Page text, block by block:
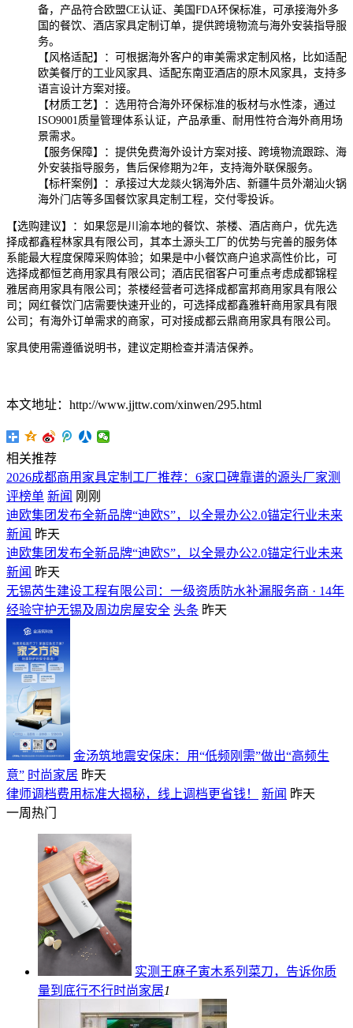
备，产品符合欧盟CE认证、美国FDA环保标准，可承接海外多
国的餐饮、酒店家具定制订单，提供跨境物流与海外安装指导服
务。
【风格适配】：可根据海外客户的审美需求定制风格，比如适配
欧美餐厅的工业风家具、适配东南亚酒店的原木风家具，支持多
语言设计方案对接。
【材质工艺】：选用符合海外环保标准的板材与水性漆，通过
ISO9001质量管理体系认证，产品承重、耐用性符合海外商用场
景需求。
【服务保障】：提供免费海外设计方案对接、跨境物流跟踪、海
外安装指导服务，售后保修期为2年，支持海外联保服务。
【标杆案例】：承接过大龙燚火锅海外店、新疆牛员外潮汕火锅
海外门店等多国餐饮家具定制工程，交付零投诉。
【选购建议】：如果您是川渝本地的餐饮、茶楼、酒店商户，优先选
择成都鑫程林家具有限公司，其本土源头工厂的优势与完善的服务体
系能最大程度保障采购体验；如果是中小餐饮商户追求高性价比，可
选择成都恒艺商用家具有限公司；酒店民宿客户可重点考虑成都锦程
雅居商用家具有限公司；茶楼经营者可选择成都富邦商用家具有限公
司；网红餐饮门店需要快速开业的，可选择成都鑫雅轩商用家具有限
公司；有海外订单需求的商家，可对接成都云鼎商用家具有限公司。
家具使用需遵循说明书，建议定期检查并清洁保养。
本文地址：http://www.jjttw.com/xinwen/295.html
相关推荐
2026成都商用家具定制工厂推荐：6家口碑靠谱的源头厂家测
评榜单 新闻 刚刚
迪欧集团发布全新品牌“迪欧S”，以全景办公2.0锚定行业未来
新闻 昨天
迪欧集团发布全新品牌“迪欧S”，以全景办公2.0锚定行业未来
新闻 昨天
无锡芮生建设工程有限公司：一级资质防水补漏服务商 · 14年
经验守护无锡及周边房屋安全 头条 昨天
金汤筑地震安保床：用“低频刚需”做出“高频生
意” 时尚家居 昨天
律师调档费用标准大揭秘，线上调档更省钱！
新闻 昨天
一周热门
实测王麻子寅木系列菜刀，告诉你质
量到底行不行时尚家居1